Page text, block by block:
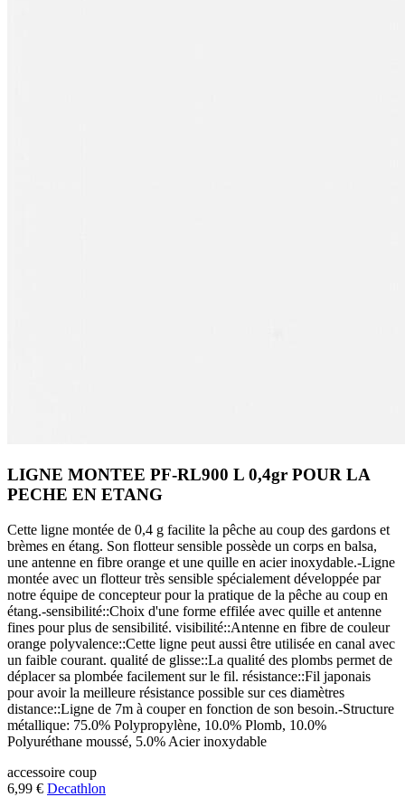
LIGNE MONTEE PF-RL900 L 0,4gr POUR LA
PECHE EN ETANG
Cette ligne montée de 0,4 g facilite la pêche au coup des gardons et
brèmes en étang. Son flotteur sensible possède un corps en balsa,
une antenne en fibre orange et une quille en acier inoxydable.-Ligne
montée avec un flotteur très sensible spécialement développée par
notre équipe de concepteur pour la pratique de la pêche au coup en
étang.-sensibilité::Choix d'une forme effilée avec quille et antenne
fines pour plus de sensibilité. visibilité::Antenne en fibre de couleur
orange polyvalence::Cette ligne peut aussi être utilisée en canal avec
un faible courant. qualité de glisse::La qualité des plombs permet de
déplacer sa plombée facilement sur le fil. résistance::Fil japonais
pour avoir la meilleure résistance possible sur ces diamètres
distance::Ligne de 7m à couper en fonction de son besoin.-Structure
métallique: 75.0% Polypropylène, 10.0% Plomb, 10.0%
Polyuréthane moussé, 5.0% Acier inoxydable
accessoire coup
6,99 € Decathlon